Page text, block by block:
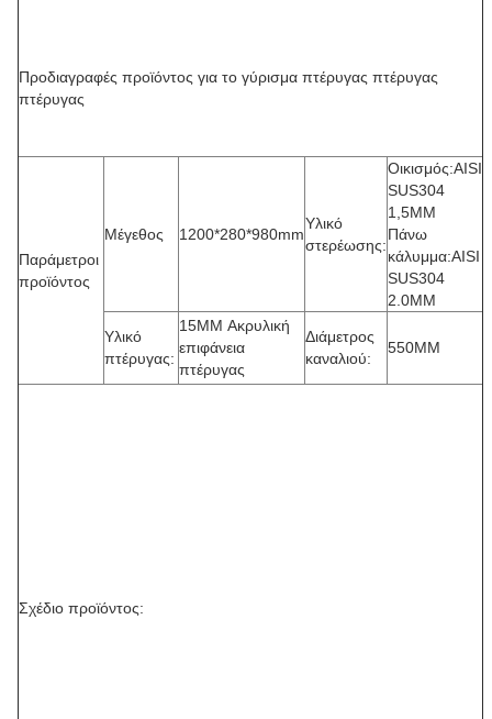
Προδιαγραφές προϊόντος για το γύρισμα πτέρυγας πτέρυγας
πτέρυγας
Παράμετροι
προϊόντος
Μέγεθος 1200*280*980mm
Υλικό
στερέωσης:
Οικισμός:AISI
SUS304
1,5MM
Πάνω
κάλυμμα:AISI
SUS304
2.0MM
Υλικό
πτέρυγας:
15MM Ακρυλική
επιφάνεια
πτέρυγας
Διάμετρος
καναλιού:
550MM
Σχέδιο προϊόντος: